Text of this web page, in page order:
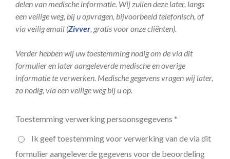
delen van medische informatie. Wij zullen deze later, langs
een veilige weg, bij u opvragen, bijvoorbeeld telefonisch, of
via veilig email (Zivver , gratis voor onze cliënten).
Verder hebben wij uw toestemming nodig om de via dit
formulier en later aangeleverde medische en overige
informatie te verwerken. Medische gegevens vragen wij later,
zo nodig, via een veilige weg bij u op.
Toestemming verwerking persoonsgegevens *
Ik geef toestemming voor verwerking van de via dit
formulier aangeleverde gegevens voor de beoordeling